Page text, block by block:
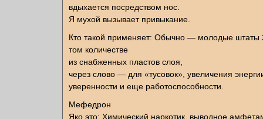
вдыхается посредством нос.
Я мухой вызывает привыкание.
Кто такой применяет: Обычно — молодые штаты
том количестве
из снабженных пластов слоя,
через слово — для «тусовок», увеличения
уверенности и еще работоспособности.
Мефедрон
Яко это: Химический наркотик, выводное